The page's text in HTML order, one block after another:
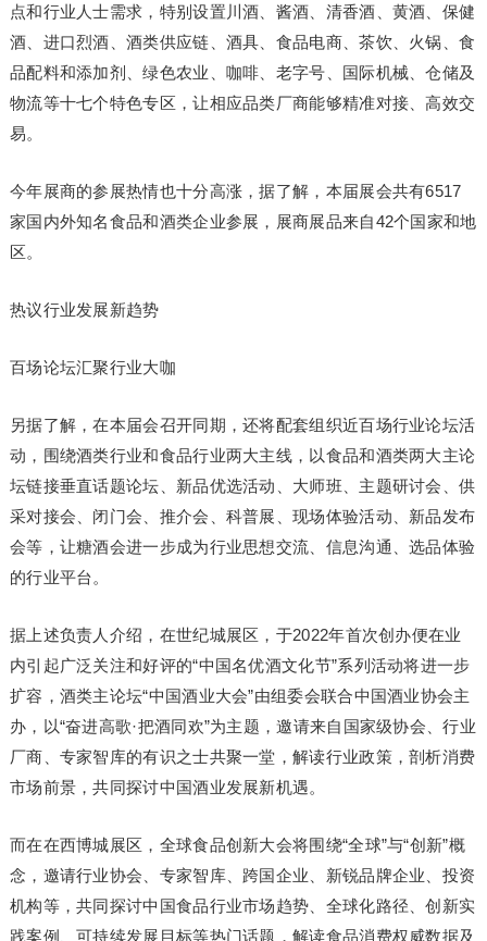
点和行业人士需求，特别设置川酒、酱酒、清香酒、黄酒、保健
酒、进口烈酒、酒类供应链、酒具、食品电商、茶饮、火锅、食
品配料和添加剂、绿色农业、咖啡、老字号、国际机械、仓储及
物流等十七个特色专区，让相应品类厂商能够精准对接、高效交
易。
今年展商的参展热情也十分高涨，据了解，本届展会共有6517
家国内外知名食品和酒类企业参展，展商展品来自42个国家和地
区。
热议行业发展新趋势
百场论坛汇聚行业大咖
另据了解，在本届会召开同期，还将配套组织近百场行业论坛活
动，围绕酒类行业和食品行业两大主线，以食品和酒类两大主论
坛链接垂直话题论坛、新品优选活动、大师班、主题研讨会、供
采对接会、闭门会、推介会、科普展、现场体验活动、新品发布
会等，让糖酒会进一步成为行业思想交流、信息沟通、选品体验
的行业平台。
据上述负责人介绍，在世纪城展区，于2022年首次创办便在业
内引起广泛关注和好评的“中国名优酒文化节”系列活动将进一步
扩容，酒类主论坛“中国酒业大会”由组委会联合中国酒业协会主
办，以“奋进高歌·把酒同欢”为主题，邀请来自国家级协会、行业
厂商、专家智库的有识之士共聚一堂，解读行业政策，剖析消费
市场前景，共同探讨中国酒业发展新机遇。
而在在西博城展区，全球食品创新大会将围绕“全球”与“创新”概
念，邀请行业协会、专家智库、跨国企业、新锐品牌企业、投资
机构等，共同探讨中国食品行业市场趋势、全球化路径、创新实
践案例、可持续发展目标等热门话题，解读食品消费权威数据及